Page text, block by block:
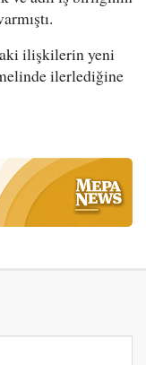
ilişkilerin yeni
ilerlediğine